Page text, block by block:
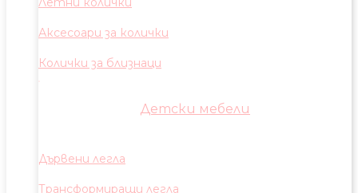
Аксесоари за колички
Колички за близнаци
Детски мебели
Дървени легла
Трансформиращи легла